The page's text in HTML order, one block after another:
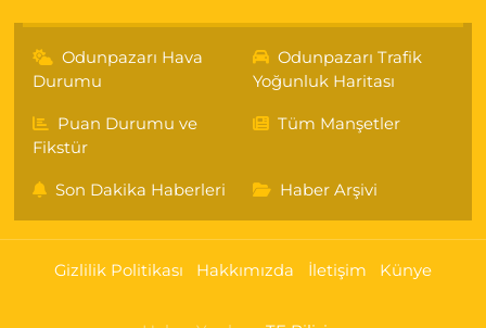
Odunpazarı Hava
Durumu
Odunpazarı Trafik
Yoğunluk Haritası
Puan Durumu ve
Fikstür
Tüm Manşetler
Son Dakika Haberleri Haber Arşivi
Gizlilik Politikası Hakkımızda İletişim Künye